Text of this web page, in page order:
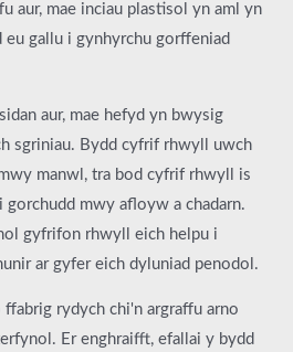
aur, mae inciau plastisol yn aml yn
gallu i gynhyrchu gorffeniad
aur, mae hefyd yn bwysig
sgriniau. Bydd cyfrif rhwyll uwch
manwl, tra bod cyfrif rhwyll is
mwy afloyw a chadarn.
gyfrifon rhwyll eich helpu i
ar gyfer eich dyluniad penodol.
ffabrig rydych chi'n argraffu arno
Er enghraifft, efallai y bydd